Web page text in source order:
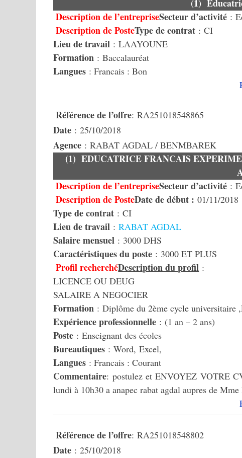
(1)
Description de l’entrepriseSecteur d’activité :
Description de PosteType de contrat : CI
Lieu de travail : LAAYOUNE
Formation : Baccalauréat
Langues : Francais : Bon
Référence de l’offre: RA251018548865
Date : 25/10/2018
Agence : RABAT AGDAL / BENMBAREK
(1) EDUCATRICE FRANCAIS
Description de l’entrepriseSecteur d’activité :
Description de PosteDate de début : 01/11/2018
Type de contrat : CI
Lieu de travail :RABAT AGDAL
Salaire mensuel : 3000 DHS
Caractéristiques du poste : 3000 ET PLUS
Profil recherchéDescription du profil :
LICENCE OU DEUG
SALAIRE A NEGOCIER
Formation : Diplôme du 2ème cycle universitaire
Expérience professionnelle : (1 an – 2 ans)
Poste : Enseignant des écoles
Bureautiques : Word, Excel,
Langues : Francais : Courant
Commentaire: postulez et ENVOYEZ VOTRE
lundi à 10h30 a anapec rabat agdal aupres de
Référence de l’offre: RA251018548802
Date : 25/10/2018